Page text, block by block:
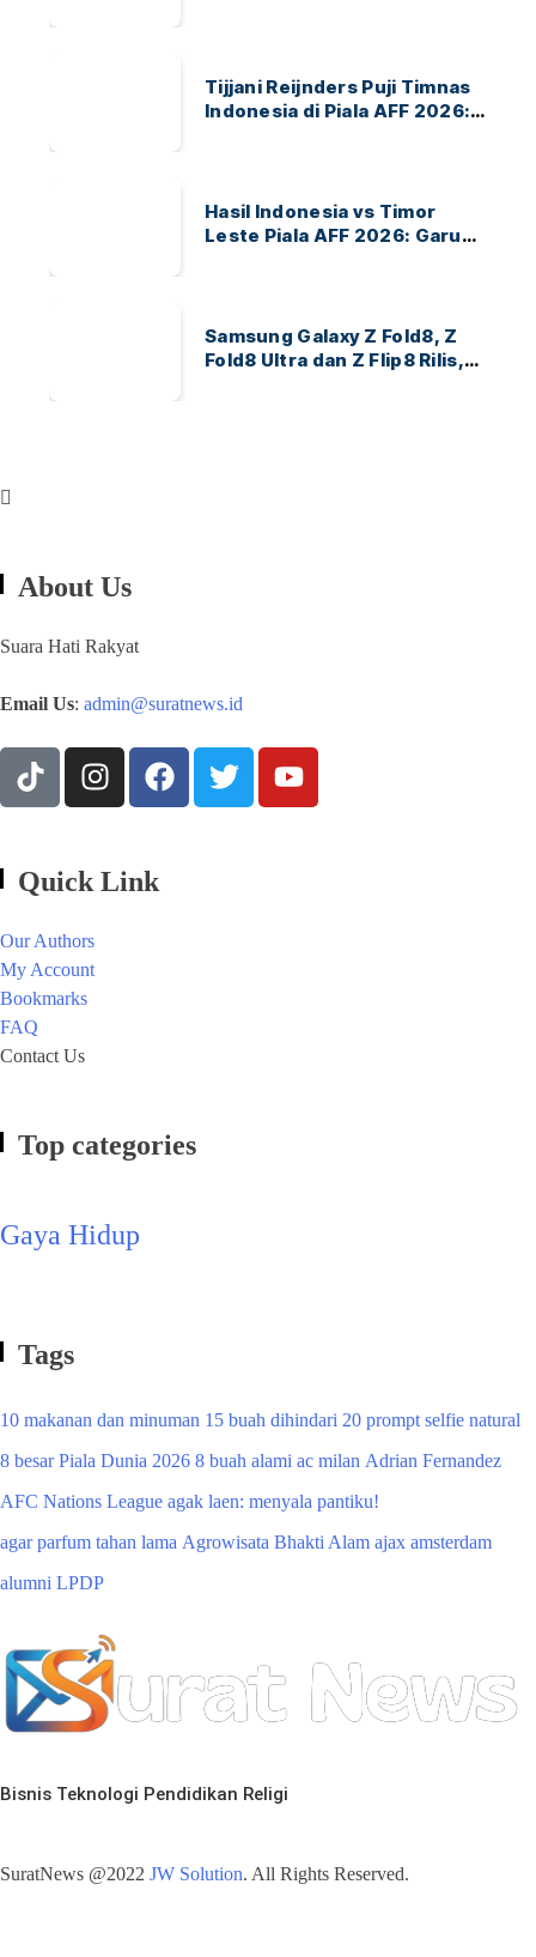
Tijjani Reijnders Puji Timnas
Indonesia di Piala AFF 2026:
Hasil Indonesia vs Timor
Leste Piala AFF 2026: Garuda
Samsung Galaxy Z Fold8, Z
Fold8 Ultra dan Z Flip8 Rilis,
About Us
Suara Hati Rakyat
Email Us: admin@suratnews.id
Quick Link
Our Authors
My Account
Bookmarks
FAQ
Contact Us
Top categories
Gaya Hidup
Tags
10 makanan dan minuman 15 buah dihindari 20 prompt selfie natural
8 besar Piala Dunia 2026 8 buah alami ac milan Adrian Fernandez
AFC Nations League agak laen: menyala pantiku!
agar parfum tahan lama Agrowisata Bhakti Alam ajax amsterdam
alumni LPDP
Bisnis Teknologi Pendidikan Religi
SuratNews @2022 JW Solution. All Rights Reserved.